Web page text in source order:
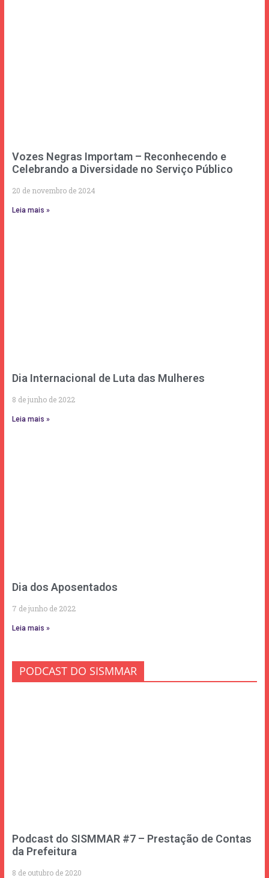
Vozes Negras Importam – Reconhecendo e
Celebrando a Diversidade no Serviço Público
20 de novembro de 2024
Leia mais »
Dia Internacional de Luta das Mulheres
8 de junho de 2022
Leia mais »
Dia dos Aposentados
7 de junho de 2022
Leia mais »
PODCAST DO SISMMAR
Podcast do SISMMAR #7 – Prestação de Contas
da Prefeitura
8 de outubro de 2020